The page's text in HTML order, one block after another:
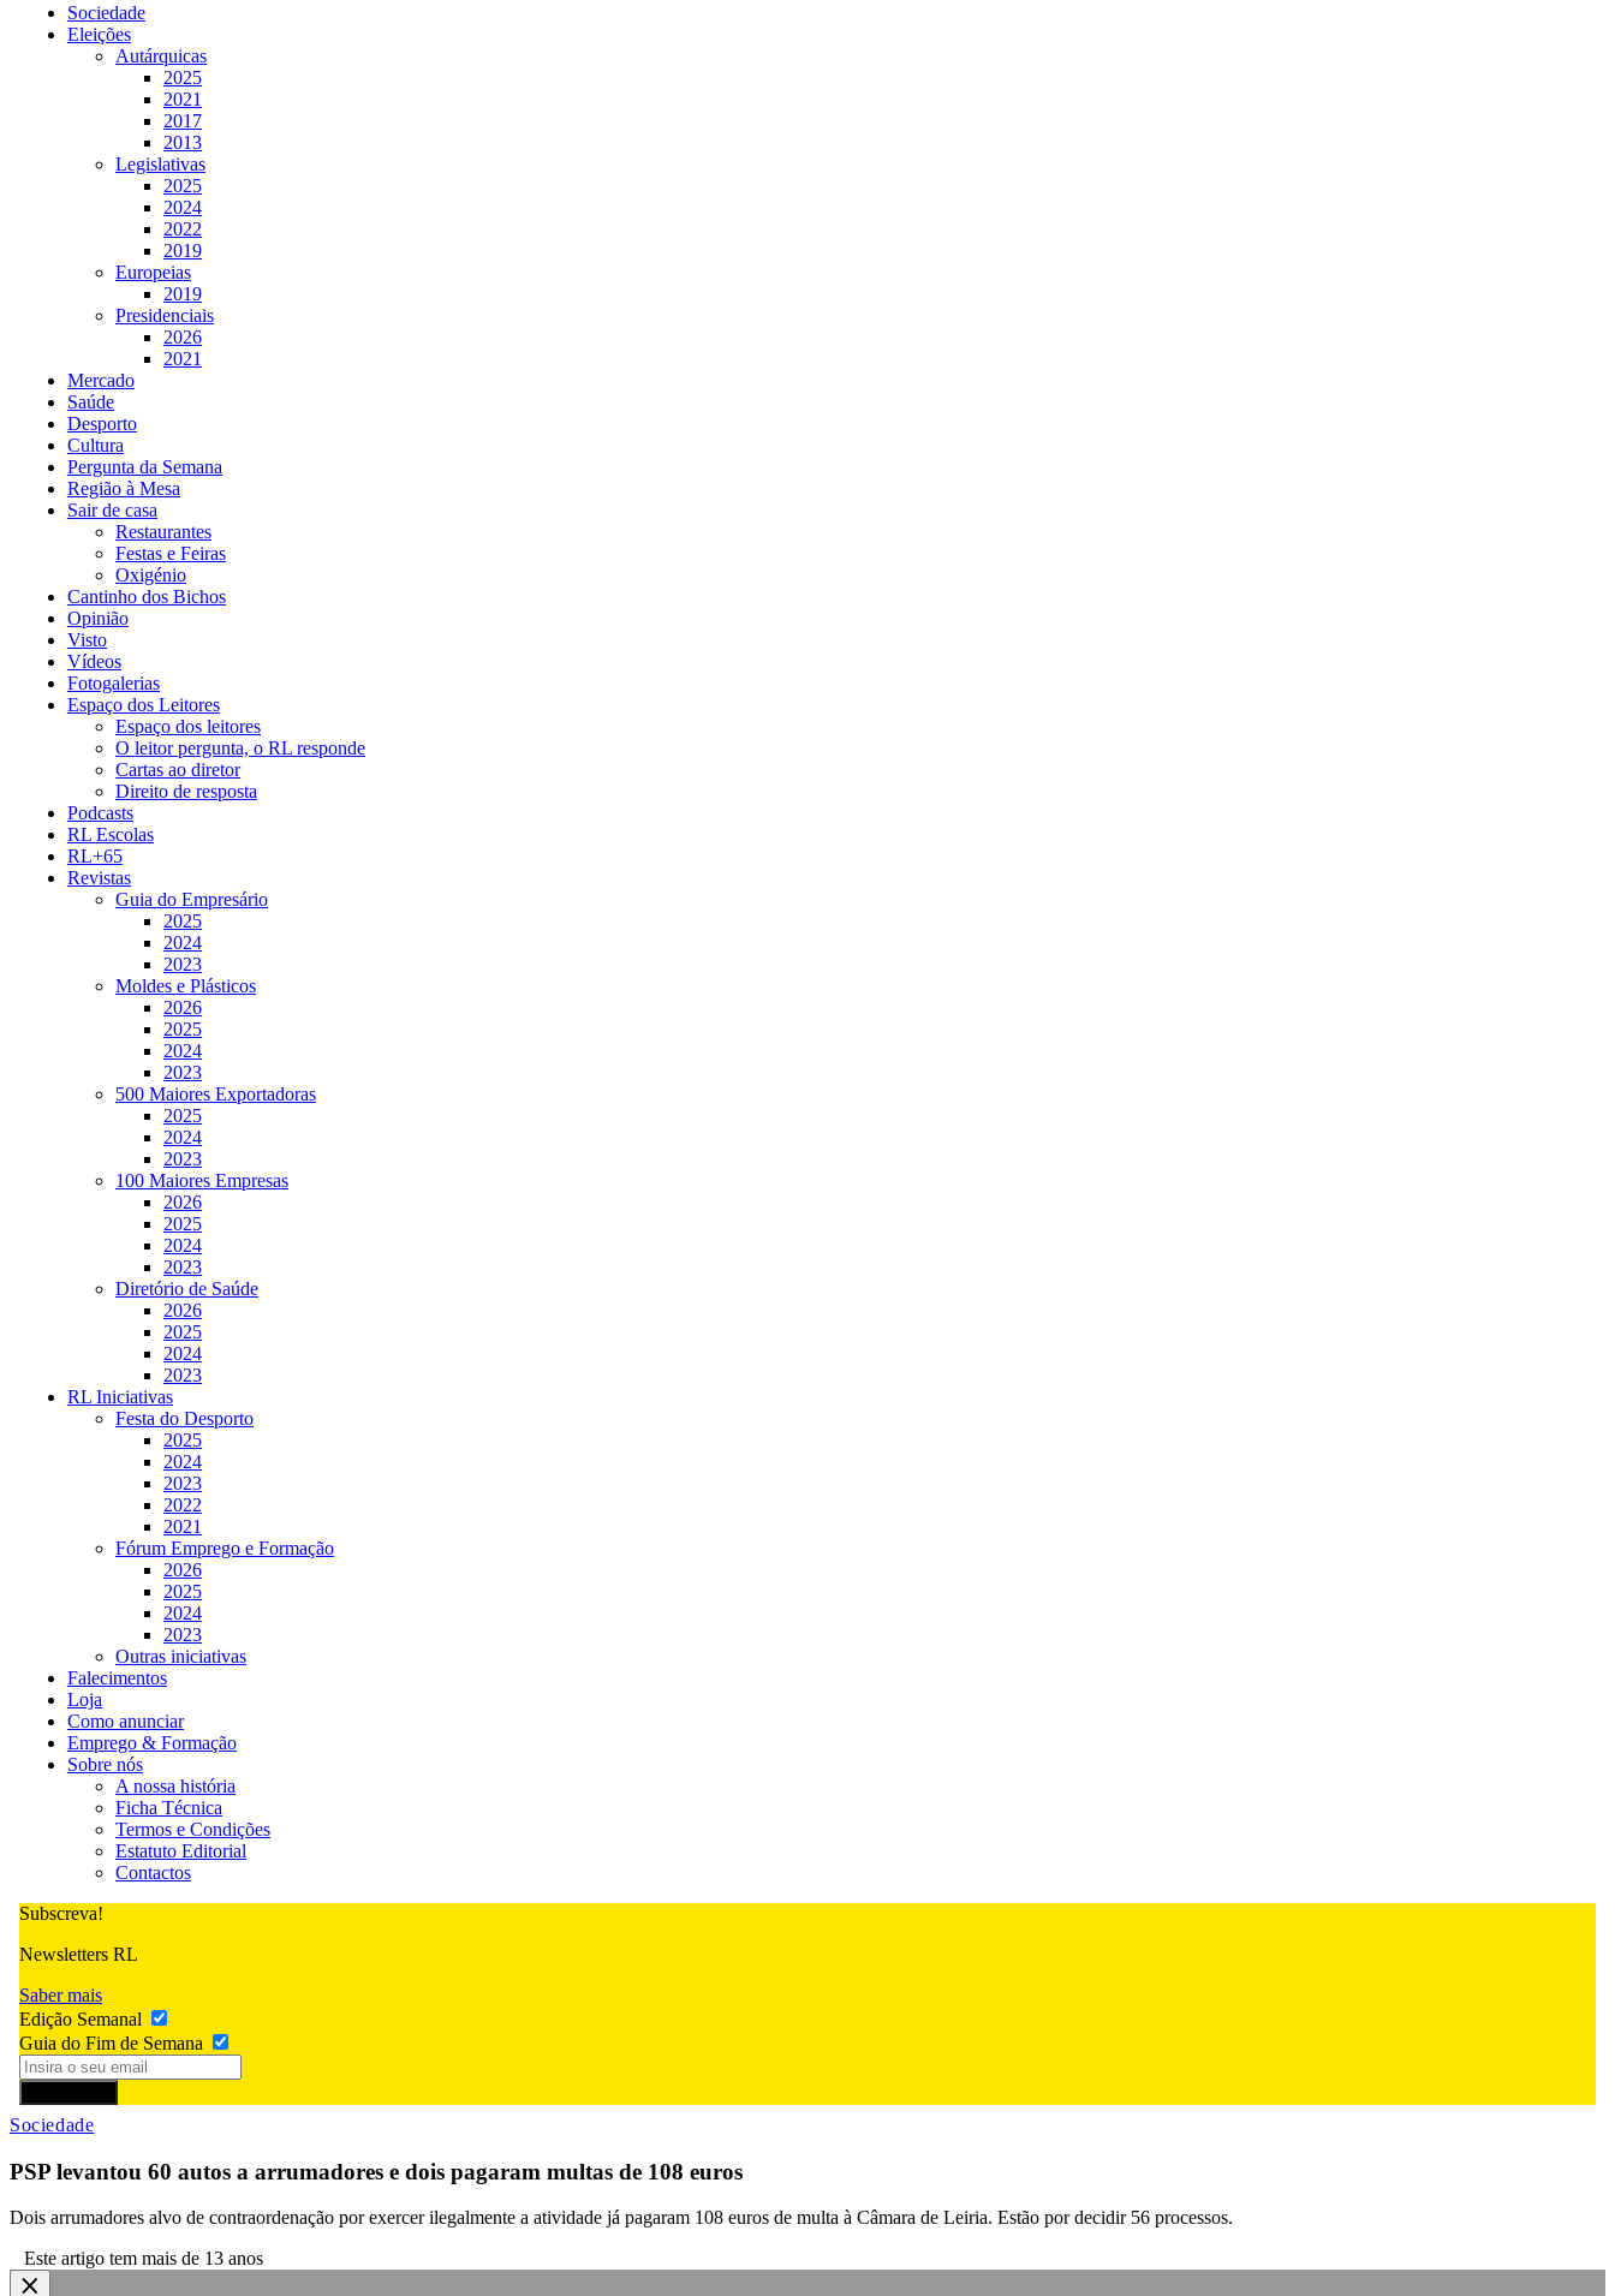
Sociedade
Eleições
Autárquicas
2025
2021
2017
2013
Legislativas
2025
2024
2022
2019
Europeias
2019
Presidenciais
2026
2021
Mercado
Saúde
Desporto
Cultura
Pergunta da Semana
Região à Mesa
Sair de casa
Restaurantes
Festas e Feiras
Oxigénio
Cantinho dos Bichos
Opinião
Visto
Vídeos
Fotogalerias
Espaço dos Leitores
Espaço dos leitores
O leitor pergunta, o RL responde
Cartas ao diretor
Direito de resposta
Podcasts
RL Escolas
RL+65
Revistas
Guia do Empresário
2025
2024
2023
Moldes e Plásticos
2026
2025
2024
2023
500 Maiores Exportadoras
2025
2024
2023
100 Maiores Empresas
2026
2025
2024
2023
Diretório de Saúde
2026
2025
2024
2023
RL Iniciativas
Festa do Desporto
2025
2024
2023
2022
2021
Fórum Emprego e Formação
2026
2025
2024
2023
Outras iniciativas
Falecimentos
Loja
Como anunciar
Emprego & Formação
Sobre nós
A nossa história
Ficha Técnica
Termos e Condições
Estatuto Editorial
Contactos
Subscreva!
Newsletters RL
Saber mais
Edição Semanal
Guia do Fim de Semana
Sociedade
PSP levantou 60 autos a arrumadores e dois pagaram multas de 108 euros
Dois arrumadores alvo de contraordenação por exercer ilegalmente a atividade já pagaram 108 euros de multa à Câmara de Leiria. Estão por decidir 56 processos.
Este artigo tem mais de 13 anos